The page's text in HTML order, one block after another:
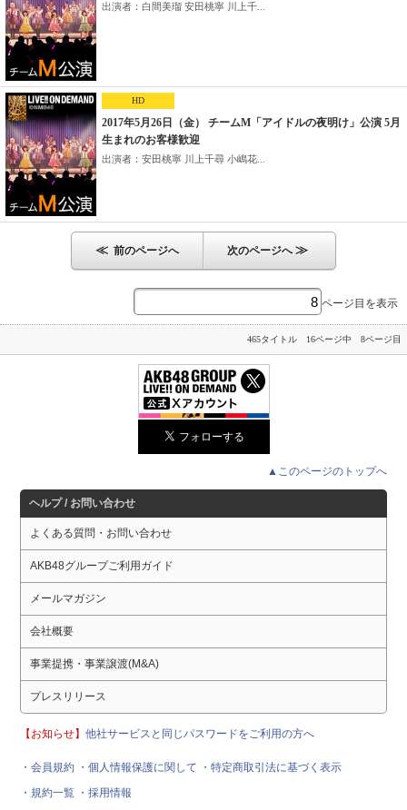
出演者：白間美瑠 安田桃寧 川上千...
HD
2017年5月26日（金） チームM「アイドルの夜明け」公演 5月
生まれのお客様歓迎
出演者：安田桃寧 川上千尋 小嶋花...
≪ 前のページへ 次のページへ≫
ページ目を表示
465タイトル 16ページ中 8ページ目
▲このページのトップへ
ヘルプ / お問い合わせ
よくある質問・お問い合わせ
AKB48グループご利用ガイド
メールマガジン
会社概要
事業提携・事業譲渡(M&A)
プレスリリース
【お知らせ】他社サービスと同じパスワードをご利用の方へ
・会員規約 ・個人情報保護に関して
・特定商取引法に基づく表示
・規約一覧 ・採用情報